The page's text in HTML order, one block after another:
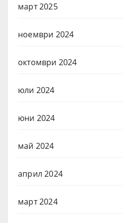
март 2025
ноември 2024
октомври 2024
юли 2024
юни 2024
май 2024
април 2024
март 2024